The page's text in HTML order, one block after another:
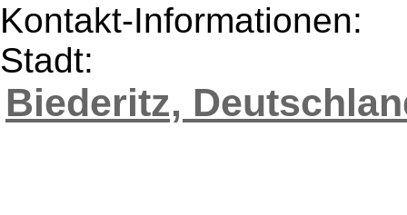
Kontakt-Informationen:
Stadt:
Biederitz,